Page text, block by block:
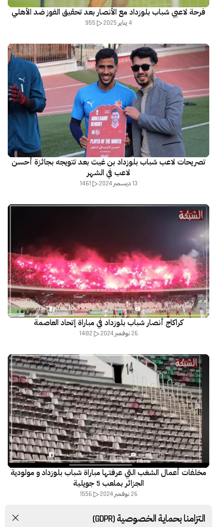
التزامنا بحماية الخصوصية (GDPR)
فرحة لاعبي شباب بلوزداد مع الأنصار بعد تحقيق الفوز ضد الأهلي
4 يناير 2025 955
تصريحات لاعب شباب بلوزداد بن غيث بعد تتويجه بجائزة أحسن
لاعب في الشهر
13 ديسمبر 2024 1461
كراكاج أنصار شباب بلوزداد في مباراة إتحاد العاصمة
26 نوفمبر 2024 1482
مخلفات أعمال الشغب التي عرفتها مباراة شباب بلوزداد و مولودية
الجزائر بملعب 5 جويلية
26 نوفمبر 2024 1556